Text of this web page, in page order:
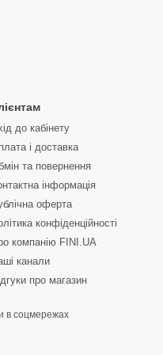
до кабінету
і доставка
та повернення
інформація
оферта
конфіденційності
компанію FINI.UA
канали
про магазин
в соцмережах